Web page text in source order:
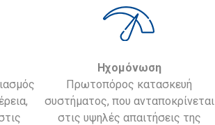
Ηχομόνωση
Πρωτοπόρος κατασκευή
συστήματος, που ανταποκρίνεται
στις υψηλές απαιτήσεις της